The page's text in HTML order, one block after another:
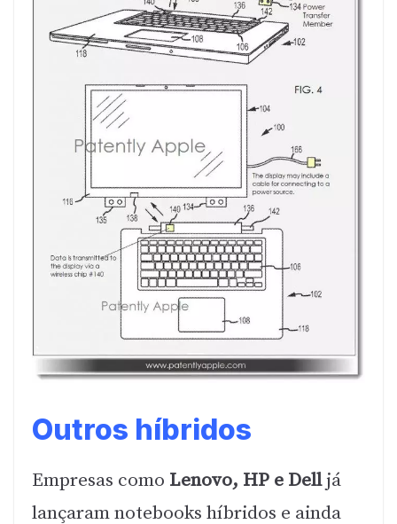
Outros híbridos
Empresas como Lenovo, HP e Delljá
lançaram notebooks híbridos e ainda